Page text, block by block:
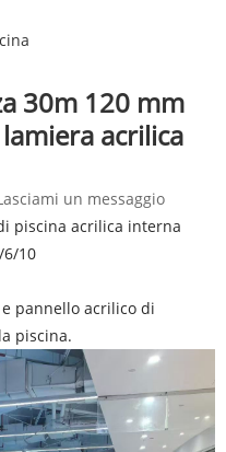
30m 120 mm
acrilica
un messaggio
piscina acrilica interna
6/10
pannello acrilico di
piscina.